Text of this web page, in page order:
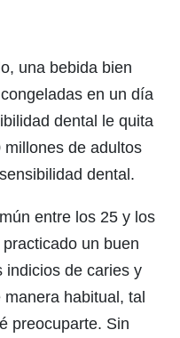
una bebida bien
en un día
dental le quita
de adultos
dental.
entre los 25 y los
un buen
indicios de caries y
habitual, tal
preocuparte. Sin